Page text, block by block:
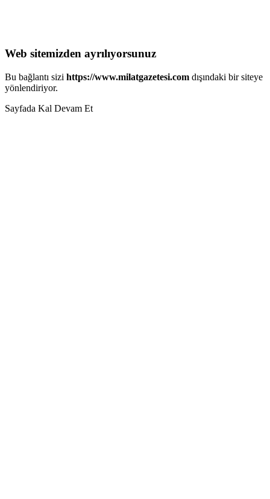
Web sitemizden ayrılıyorsunuz
Bu bağlantı sizi https://www.milatgazetesi.com dışındaki bir siteye
yönlendiriyor.
Sayfada Kal Devam Et